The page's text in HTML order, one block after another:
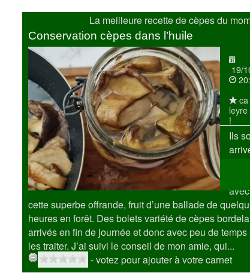
La meilleure recette de cèpes du
Conservation cèpes dans l’huile
19/
leyre
!
Ils
avec
cette superbe offrande, fruit d’une ballade de
heures en forêt. Des bolets variété de cèpes
arrivés en fin de journée et donc avec peu de temps
les traiter. J’ai suivi le conseil de mon amie, qui...
- votez pour ajouter à votre carnet